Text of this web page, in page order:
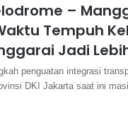
–
Tempuh
Jadi
penguatan integrasi
DKI Jakarta saat ini